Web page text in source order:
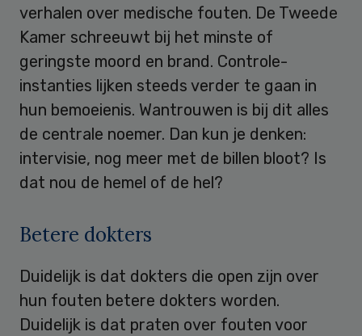
verhalen over medische fouten. De Tweede
Kamer schreeuwt bij het minste of
geringste moord en brand. Controle-
instanties lijken steeds verder te gaan in
hun bemoeienis. Wantrouwen is bij dit alles
de centrale noemer. Dan kun je denken:
intervisie, nog meer met de billen bloot? Is
dat nou de hemel of de hel?
Betere dokters
Duidelijk is dat dokters die open zijn over
hun fouten betere dokters worden.
Duidelijk is dat praten over fouten voor